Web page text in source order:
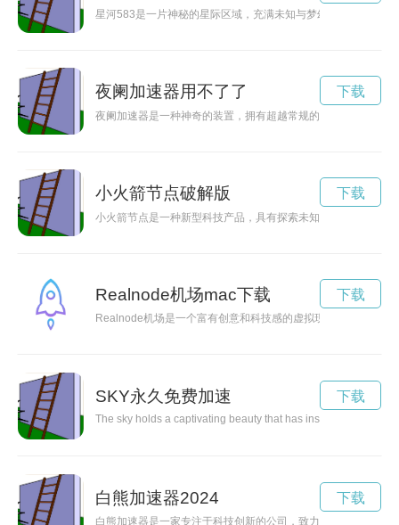
星河583是一片神秘的星际区域，充满未知与梦幻色彩，吸引着
夜阑加速器用不了了
夜阑加速器是一种神奇的装置，拥有超越常规的力量。它能够
下载
小火箭节点破解版
小火箭节点是一种新型科技产品，具有探索未知领域的潜力，
下载
Realnode机场mac下载
Realnode机场是一个富有创意和科技感的虚拟现实空间，让用
下载
SKY永久免费加速
The sky holds a captivating beauty that has inspired poets,
下载
白熊加速器2024
白熊加速器是一家专注于科技创新的公司，致力于提供创业者
下载